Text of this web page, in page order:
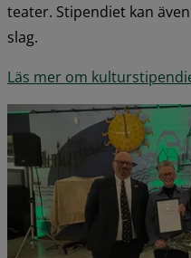
teater. Stipendiet kan
slag.
Läs mer om